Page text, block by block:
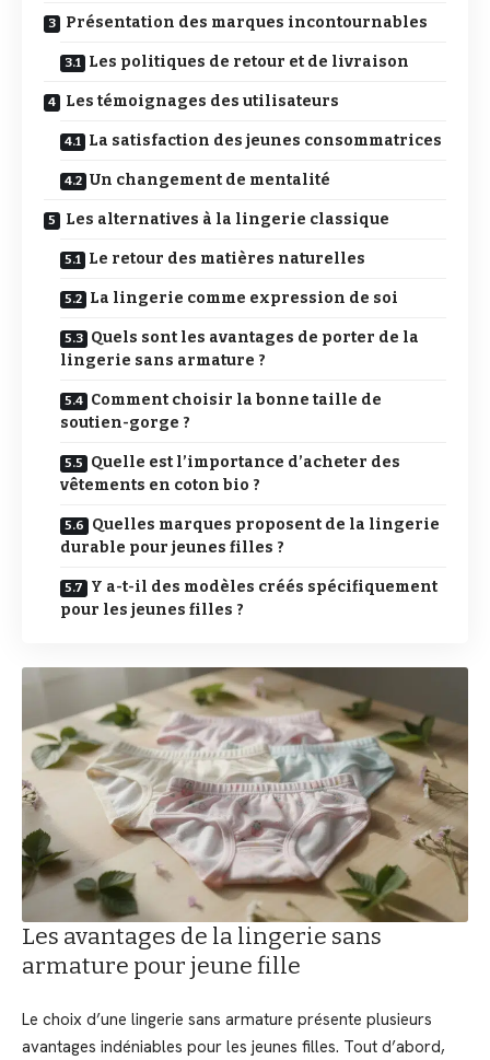
Présentation des marques incontournables
Les politiques de retour et de livraison
Les témoignages des utilisateurs
La satisfaction des jeunes consommatrices
Un changement de mentalité
Les alternatives à la lingerie classique
Le retour des matières naturelles
La lingerie comme expression de soi
Quels sont les avantages de porter de la
lingerie sans armature ?
Comment choisir la bonne taille de
soutien-gorge ?
Quelle est l’importance d’acheter des
vêtements en coton bio ?
Quelles marques proposent de la lingerie
durable pour jeunes filles ?
Y a-t-il des modèles créés spécifiquement
pour les jeunes filles ?
Les avantages de la lingerie sans
armature pour jeune fille
Le choix d’une lingerie sans armature présente plusieurs
avantages indéniables pour les jeunes filles. Tout d’abord,